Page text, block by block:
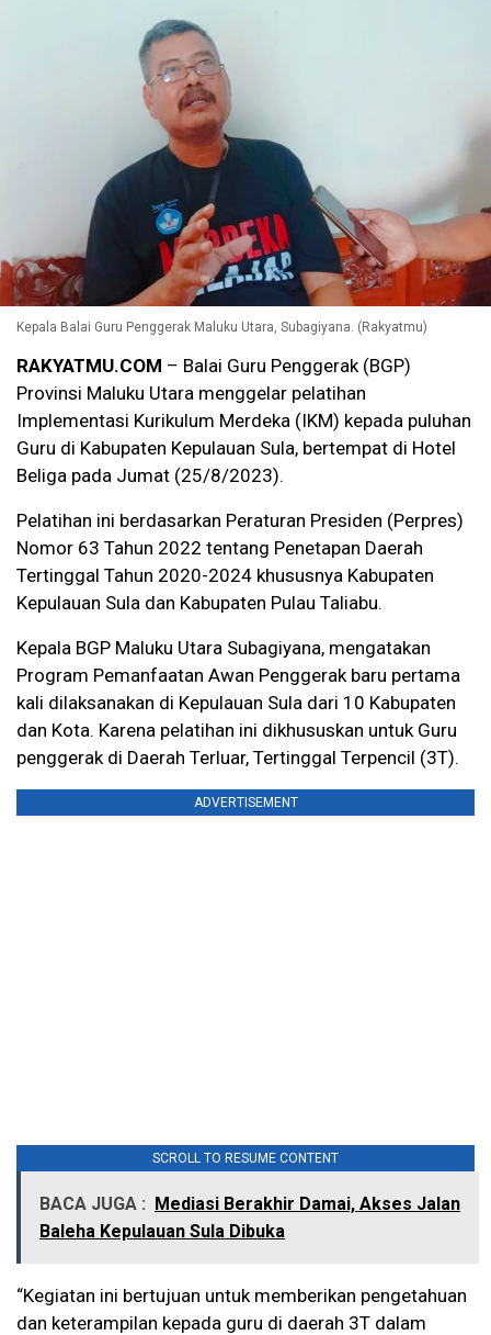
Kepala Balai Guru Penggerak Maluku Utara, Subagiyana. (Rakyatmu)
RAKYATMU.COM – Balai Guru Penggerak (BGP)
Provinsi Maluku Utara menggelar pelatihan
Implementasi Kurikulum Merdeka (IKM) kepada puluhan
Guru di Kabupaten Kepulauan Sula, bertempat di Hotel
Beliga pada Jumat (25/8/2023).
Pelatihan ini berdasarkan Peraturan Presiden (Perpres)
Nomor 63 Tahun 2022 tentang Penetapan Daerah
Tertinggal Tahun 2020-2024 khususnya Kabupaten
Kepulauan Sula dan Kabupaten Pulau Taliabu.
Kepala BGP Maluku Utara Subagiyana, mengatakan
Program Pemanfaatan Awan Penggerak baru pertama
kali dilaksanakan di Kepulauan Sula dari 10 Kabupaten
dan Kota. Karena pelatihan ini dikhususkan untuk Guru
penggerak di Daerah Terluar, Tertinggal Terpencil (3T).
ADVERTISEMENT
SCROLL TO RESUME CONTENT
BACA JUGA : Mediasi Berakhir Damai, Akses Jalan
Baleha Kepulauan Sula Dibuka
“Kegiatan ini bertujuan untuk memberikan pengetahuan
dan keterampilan kepada guru di daerah 3T dalam